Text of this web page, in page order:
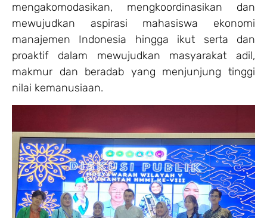
mengakomodasikan, mengkoordinasikan dan
mewujudkan aspirasi mahasiswa ekonomi
manajemen Indonesia hingga ikut serta dan
proaktif dalam mewujudkan masyarakat adil,
makmur dan beradab yang menjunjung tinggi
nilai kemanusiaan.